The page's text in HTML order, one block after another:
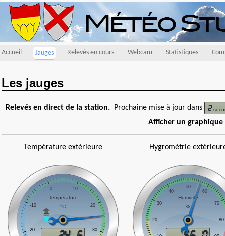
Accueil Jauges Relevés en cours Webcam Statistiques
Les jauges
Relevés en direct de la station. Prochaine mise à jour dans
Afficher un
Température extérieure Hygrométrie